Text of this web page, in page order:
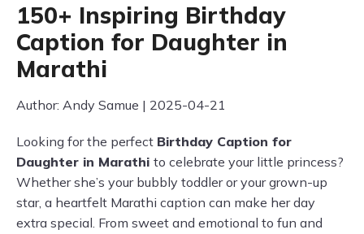
150+ Inspiring Birthday
Caption for Daughter in
Marathi
Author: Andy Samue | 2025-04-21
Looking for the perfect Birthday Caption for
Daughter in Marathi to celebrate your little princess?
Whether she’s your bubbly toddler or your grown-up
star, a heartfelt Marathi caption can make her day
extra special. From sweet and emotional to fun and